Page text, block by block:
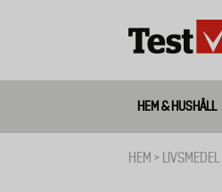
Huvudmeny
ny
HEM & HUSHÅLL
HEM LIVSMEDEL